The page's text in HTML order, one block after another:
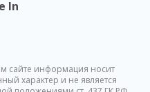
In
сайте информация носит
характер и не является